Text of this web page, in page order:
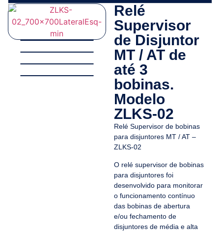
Relé
Supervisor
de Disjuntor
MT / AT de
até 3
bobinas.
Modelo
ZLKS-02
Relé Supervisor de bobinas
para disjuntores MT / AT –
ZLKS-02
O relé supervisor de bobinas
para disjuntores foi
desenvolvido para monitorar
o funcionamento contínuo
das bobinas de abertura
e/ou fechamento de
disjuntores de média e alta